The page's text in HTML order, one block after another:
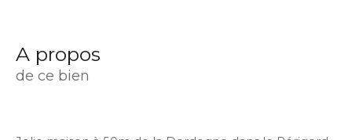
a propos
de ce bien